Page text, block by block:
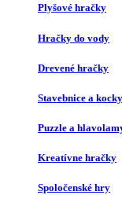
Plyšové hračky
Hračky do vody
Drevené hračky
Stavebnice a kocky
Puzzle a
Kreatívne hračky
Spoločenské hry